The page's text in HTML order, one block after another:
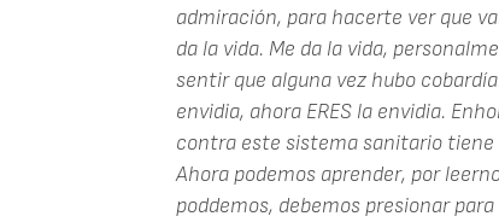
admiración, para hacerte ver que
da la vida. Me da la vida,
sentir que alguna vez hubo
envidia, ahora ERES la envidia.
contra este sistema sanitario
Ahora podemos aprender, por
poddemos, debemos presionar